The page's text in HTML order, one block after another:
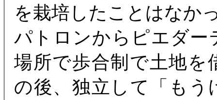
を栽培したことはなか
パトロンからピエダー
場所で歩合制で土地を
の後、独立して「もう